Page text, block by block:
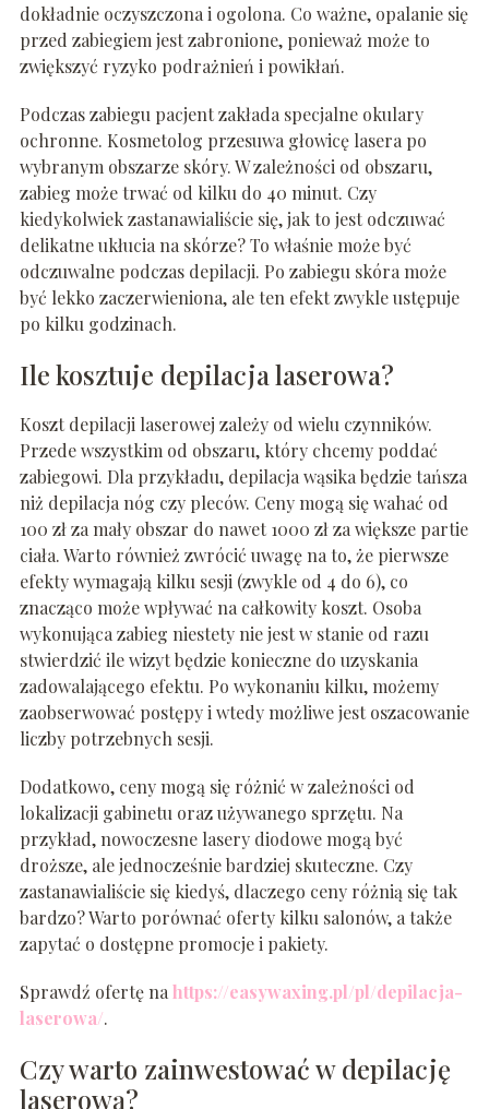
dokładnie oczyszczona i ogolona. Co ważne, opalanie się
przed zabiegiem jest zabronione, ponieważ może to
zwiększyć ryzyko podrażnień i powikłań.
Podczas zabiegu pacjent zakłada specjalne okulary
ochronne. Kosmetolog przesuwa głowicę lasera po
wybranym obszarze skóry. W zależności od obszaru,
zabieg może trwać od kilku do 40 minut. Czy
kiedykolwiek zastanawialiście się, jak to jest odczuwać
delikatne ukłucia na skórze? To właśnie może być
odczuwalne podczas depilacji. Po zabiegu skóra może
być lekko zaczerwieniona, ale ten efekt zwykle ustępuje
po kilku godzinach.
Ile kosztuje depilacja laserowa?
Koszt depilacji laserowej zależy od wielu czynników.
Przede wszystkim od obszaru, który chcemy poddać
zabiegowi. Dla przykładu, depilacja wąsika będzie tańsza
niż depilacja nóg czy pleców. Ceny mogą się wahać od
100 zł za mały obszar do nawet 1000 zł za większe partie
ciała. Warto również zwrócić uwagę na to, że pierwsze
efekty wymagają kilku sesji (zwykle od 4 do 6), co
znacząco może wpływać na całkowity koszt. Osoba
wykonująca zabieg niestety nie jest w stanie od razu
stwierdzić ile wizyt będzie konieczne do uzyskania
zadowalającego efektu. Po wykonaniu kilku, możemy
zaobserwować postępy i wtedy możliwe jest oszacowanie
liczby potrzebnych sesji.
Dodatkowo, ceny mogą się różnić w zależności od
lokalizacji gabinetu oraz używanego sprzętu. Na
przykład, nowoczesne lasery diodowe mogą być
droższe, ale jednocześnie bardziej skuteczne. Czy
zastanawialiście się kiedyś, dlaczego ceny różnią się tak
bardzo? Warto porównać oferty kilku salonów, a także
zapytać o dostępne promocje i pakiety.
Sprawdź ofertę na https://easywaxing.pl/pl/depilacja-
laserowa/.
Czy warto zainwestować w depilację
laserową?